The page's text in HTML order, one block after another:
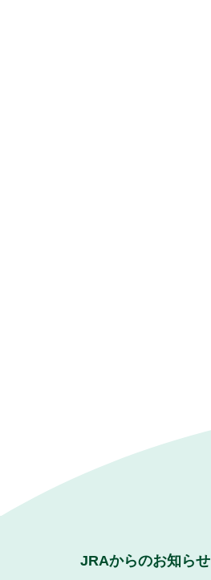
JRAからのお知らせ